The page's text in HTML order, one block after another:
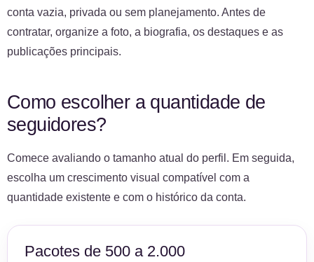
conta vazia, privada ou sem planejamento. Antes de
contratar, organize a foto, a biografia, os destaques e as
publicações principais.
Como escolher a quantidade de
seguidores?
Comece avaliando o tamanho atual do perfil. Em seguida,
escolha um crescimento visual compatível com a
quantidade existente e com o histórico da conta.
Pacotes de 500 a 2.000